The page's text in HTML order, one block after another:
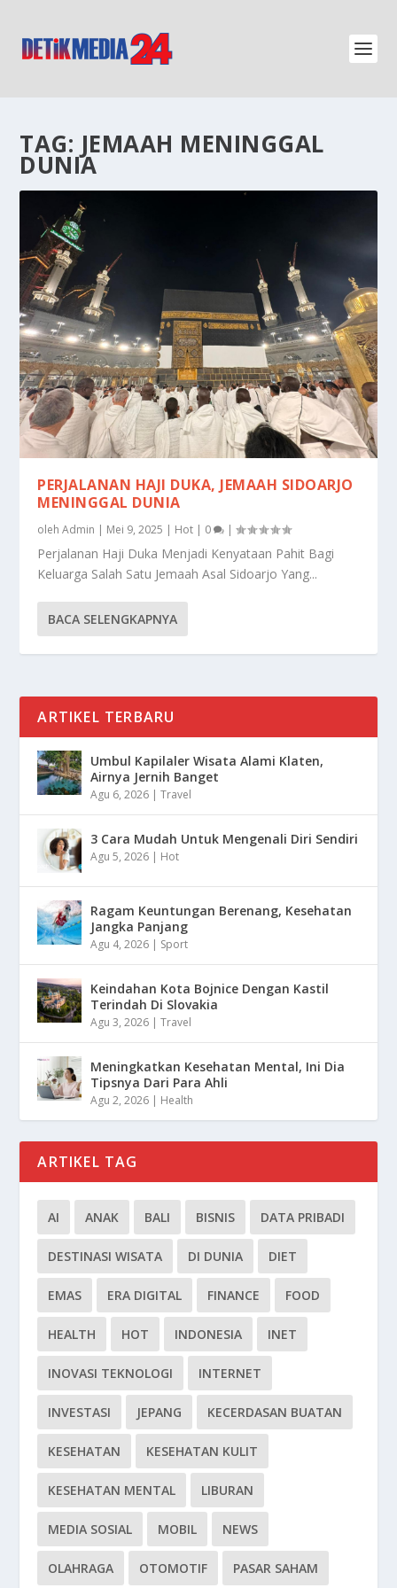
TAG: JEMAAH MENINGGAL
DUNIA
PERJALANAN HAJI DUKA, JEMAAH SIDOARJO
MENINGGAL DUNIA
olehAdmin | Mei 9, 2025 | Hot | 0 |
Perjalanan Haji Duka Menjadi Kenyataan Pahit Bagi
Keluarga Salah Satu Jemaah Asal Sidoarjo Yang...
BACA SELENGKAPNYA
ARTIKEL TERBARU
Umbul Kapilaler Wisata Alami Klaten,
Airnya Jernih Banget
Agu 6, 2026 |Travel
3 Cara Mudah Untuk Mengenali Diri Sendiri
Agu 5, 2026 | Hot
Ragam Keuntungan Berenang, Kesehatan
Jangka Panjang
Agu 4, 2026 | Sport
Keindahan Kota Bojnice Dengan Kastil
Terindah Di Slovakia
Agu 3, 2026 |Travel
Meningkatkan Kesehatan Mental, Ini Dia
Tipsnya Dari Para Ahli
Agu 2, 2026 | Health
ARTIKEL TAG
AI ANAK BALI BISNIS DATA PRIBADI
DESTINASI WISATA DI DUNIA DIET
EMAS ERA DIGITAL FINANCE FOOD
HEALTH HOT INDONESIA INET
INOVASI TEKNOLOGI INTERNET
INVESTASI JEPANG KECERDASAN BUATAN
KESEHATAN KESEHATAN KULIT
KESEHATAN MENTAL LIBURAN
MEDIA SOSIAL MOBIL NEWS
OLAHRAGA OTOMOTIF PASAR SAHAM